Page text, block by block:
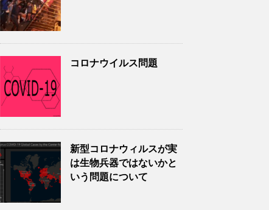
コロナウイルス問題
新型コロナウィルスが実
は生物兵器ではないかと
いう問題について